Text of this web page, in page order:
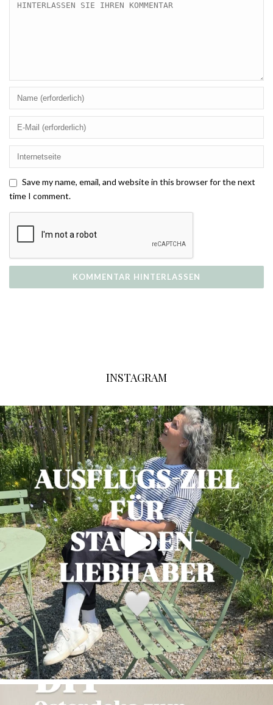
Save my name, email, and website in this browser for the next
time I comment.
INSTAGRAM